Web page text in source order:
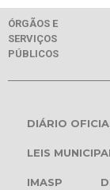
ÓRGÃOS E
SERVIÇOS
PÚBLICOS
DIÁRIO
LEIS
IMASP